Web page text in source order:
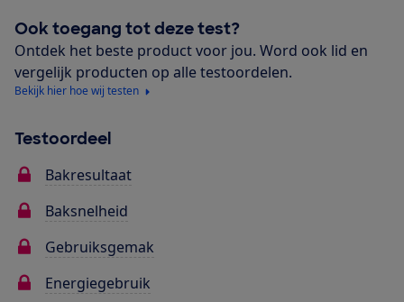
Ook toegang tot deze test?
Ontdek het beste product voor jou. Word ook lid en
vergelijk producten op alle testoordelen.
Bekijk hier hoe wij testen
Testoordeel
Bakresultaat
Baksnelheid
Gebruiksgemak
Energiegebruik